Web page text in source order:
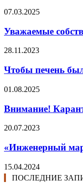
07.03.2025
Уважаемые
28.11.2023
Чтобы печень
01.08.2025
Внимание!
20.07.2023
«Инженерный
15.04.2024
ПОСЛЕДНИЕ